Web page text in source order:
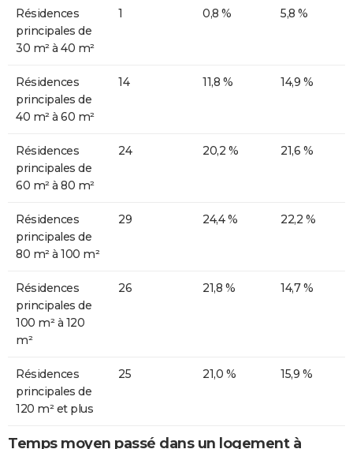
Résidences
principales de
30 m² à 40 m²
1 0,8 % 5,8 %
Résidences
principales de
40 m² à 60 m²
14 11,8 % 14,9 %
Résidences
principales de
60 m² à 80 m²
24 20,2 % 21,6 %
Résidences
principales de
80 m² à 100 m²
29 24,4 % 22,2 %
Résidences
principales de
100 m² à 120
m²
26 21,8 % 14,7 %
Résidences
principales de
120 m² et plus
25 21,0 % 15,9 %
Temps moyen passé dans un logement à